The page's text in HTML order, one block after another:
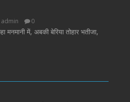
admin 0
मनमानी में, अबकी बेरिया तोहार भतीजा,